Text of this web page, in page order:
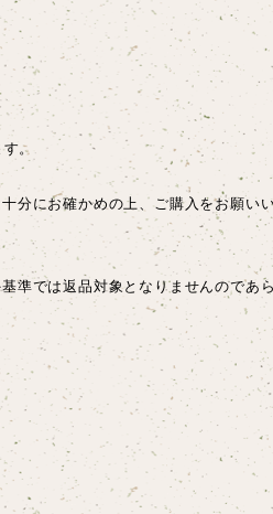
。
分にお確かめの上、ご購入をお願い
準では返品対象となりませんのであ